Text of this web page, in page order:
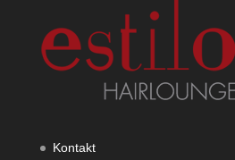
Kontakt